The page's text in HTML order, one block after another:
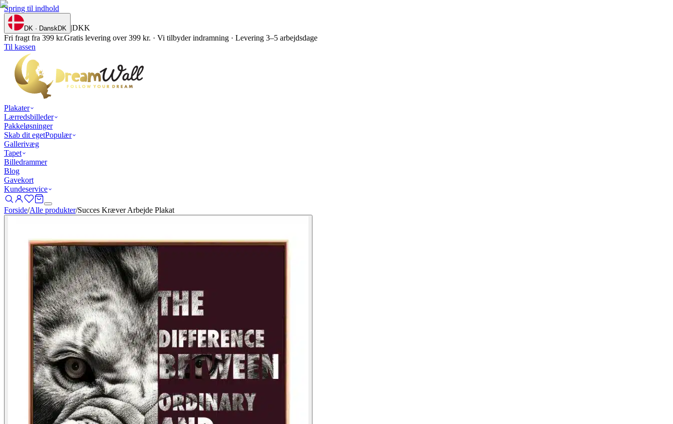
Spring til indhold
DK · DanskDK |DKK
Fri fragt fra 399 kr.Gratis levering over 399 kr. · Vi tilbyder indramning · Levering 3–5 arbejdsdage
Til kassen
Plakater
Lærredsbilleder
Pakkeløsninger
Skab dit egetPopulær
Gallerivæg
Tapet
Billedrammer
Blog
Gavekort
Kundeservice
Forside/Alle produkter/Succes Kræver Arbejde Plakat